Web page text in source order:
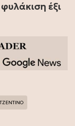
φυλάκιση έξι